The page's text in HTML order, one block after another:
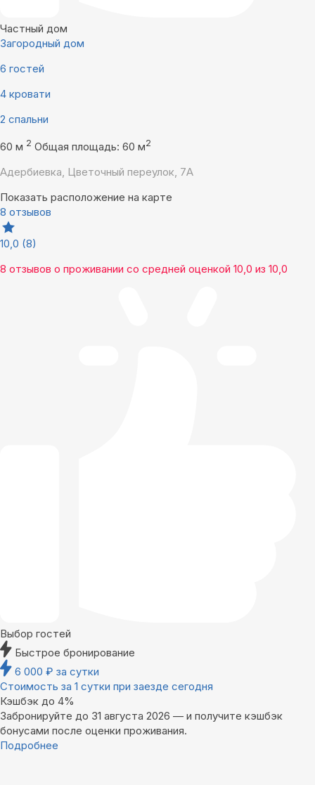
Частный дом
Загородный дом
6 гостей
4 кровати
2 спальни
60 м 2 Общая площадь: 60 м2
Адербиевка, Цветочный переулок, 7А
Показать расположение на карте
8 отзывов
10,0 (8)
8 отзывов о проживании со средней оценкой 10,0 из 10,0
Выбор гостей
Быстрое бронирование
6 000 ₽ за сутки
Стоимость за 1 сутки при заезде сегодня
Кэшбэк до 4%
Забронируйте до 31 августа 2026 — и получите кэшбэк
бонусами после оценки проживания.
Подробнее